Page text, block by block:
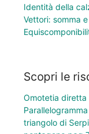
Identità della
Vettori: somma
Scopri le
Omotetia diretta
Parallelogramma
triangolo di